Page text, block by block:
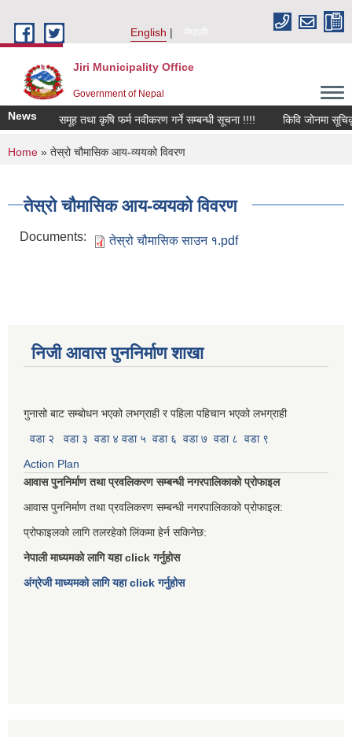
English
नेपाली
Jiri Municipality Office
Government of Nepal
News
कृषक समूह तथा कृषि फर्म नवीकरण गर्ने सम्बन्धी सूचना !!!! किवि जोनमा
You are here
Home » तेस्रो चौमासिक आय-व्ययको विवरण
तेस्रो चौमासिक आय-व्ययको विवरण
Documents: तेस्रो चौमासिक साउन १.pdf
निजी आवास पुननिर्माण शाखा
गुनासो बाट सम्बोधन भएको लभग्राही र पहिला पहिचान भएको लभग्राही
वडा २
वडा ३ वडा ४ वडा ५ वडा ६ वडा ७ वडा ८ वडा ९
Action Plan
आवास पुननिर्माण तथा प्रवलिकरण सम्बन्धी नगरपालिकाको प्रोफाइल
आवास पुननिर्माण तथा प्रवलिकरण सम्बन्धी नगरपालिकाको प्रोफाइल:
प्रोफाइलको लागि तलरहेको लिंकमा हेर्न सकिनेछ:
नेपाली माध्यमको लागि यहा click गर्नुहोस
अंग्रेजी माध्यमको लागि यहा click गर्नुहोस